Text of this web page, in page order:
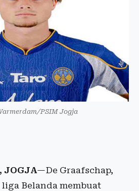
PSIM Jogja
JOGJA—De Graafschap,
Belanda membuat